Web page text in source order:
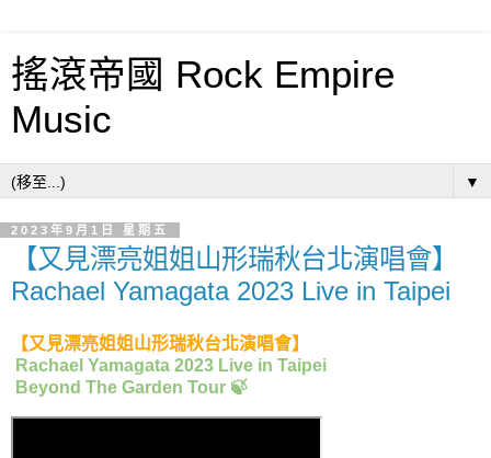
搖滾帝國 Rock Empire
Music
▼
2023年9月1日 星期五
【又見漂亮姐姐山形瑞秋台北演唱會】
Rachael Yamagata 2023 Live in Taipei
【又見漂亮姐姐山形瑞秋台北演唱會】
Rachael Yamagata 2023 Live in Taipei
Beyond The Garden Tour 🍃